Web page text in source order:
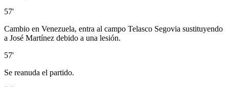
57'
Cambio en Venezuela, entra al campo Telasco Segovia sustituyendo
a José Martínez debido a una lesión.
57'
Se reanuda el partido.